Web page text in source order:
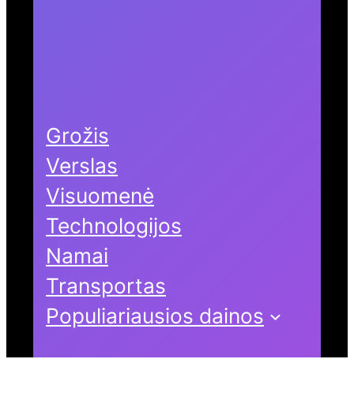
Grožis
Verslas
Visuomenė
Technologijos
Namai
Transportas
Populiariausios dainos